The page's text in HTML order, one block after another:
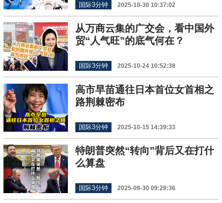
国际3分钟 2025-10-30 10:37:02
从万商云集的广交会，看中国外
贸“人气旺”的底气何在？
国际3分钟 2025-10-24 10:52:38
高市早苗通往日本首位女首相之
路荆棘密布
国际3分钟 2025-10-15 14:39:33
特朗普突然“转向”背后又在打什
么算盘
国际3分钟 2025-09-30 09:29:36